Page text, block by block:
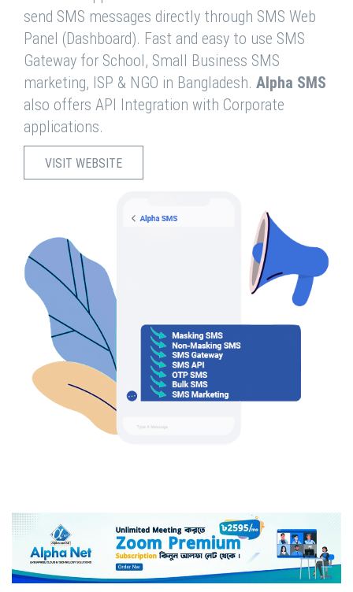
send SMS messages directly through SMS Web
Panel (Dashboard). Fast and easy to use SMS
Gateway for School, Small Business SMS
marketing, ISP & NGO in Bangladesh. Alpha SMS
also offers API Integration with Corporate
applications.
VISIT WEBSITE